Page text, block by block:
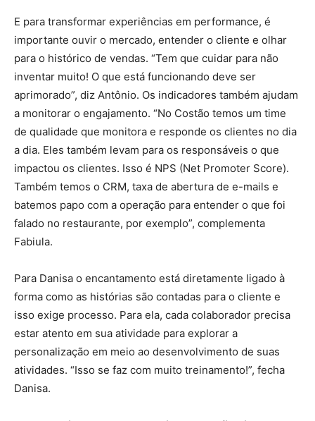
E para transformar experiências em performance, é
importante ouvir o mercado, entender o cliente e olhar
para o histórico de vendas. “Tem que cuidar para não
inventar muito! O que está funcionando deve ser
aprimorado”, diz Antônio. Os indicadores também ajudam
a monitorar o engajamento. “No Costão temos um time
de qualidade que monitora e responde os clientes no dia
a dia. Eles também levam para os responsáveis o que
impactou os clientes. Isso é NPS (Net Promoter Score).
Também temos o CRM, taxa de abertura de e-mails e
batemos papo com a operação para entender o que foi
falado no restaurante, por exemplo”, complementa
Fabiula.
Para Danisa o encantamento está diretamente ligado à
forma como as histórias são contadas para o cliente e
isso exige processo. Para ela, cada colaborador precisa
estar atento em sua atividade para explorar a
personalização em meio ao desenvolvimento de suas
atividades. “Isso se faz com muito treinamento!”, fecha
Danisa.